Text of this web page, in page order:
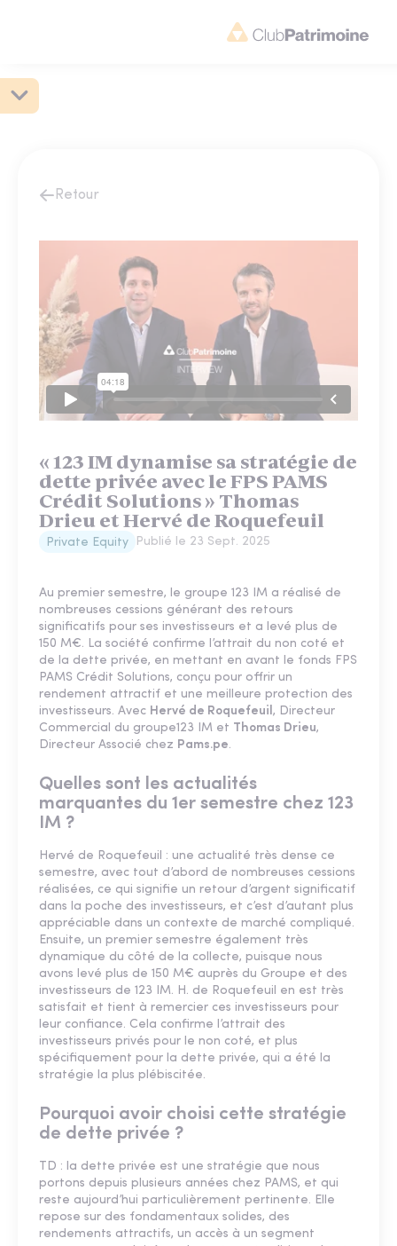
Retour
« 123 IM dynamise sa stratégie de
dette privée avec le FPS PAMS
Crédit Solutions » Thomas
Drieu et Hervé de Roquefeuil
Private Equity Publié le 23 Sept. 2025
Au premier semestre, le groupe 123 IM a réalisé de
nombreuses cessions générant des retours
significatifs pour ses investisseurs et a levé plus de
150 M€. La société confirme l’attrait du non coté et
de la dette privée, en mettant en avant le fonds FPS
PAMS Crédit Solutions, conçu pour offrir un
rendement attractif et une meilleure protection des
investisseurs. Avec Hervé de Roquefeuil , Directeur
Commercial du groupe123 IM et Thomas Drieu,
Directeur Associé chez Pams.pe.
Quelles sont les actualités
marquantes du 1er semestre chez 123
IM ?
Hervé de Roquefeuil : une actualité très dense ce
semestre, avec tout d’abord de nombreuses cessions
réalisées, ce qui signifie un retour d’argent significatif
dans la poche des investisseurs, et c’est d’autant plus
appréciable dans un contexte de marché compliqué.
Ensuite, un premier semestre également très
dynamique du côté de la collecte, puisque nous
avons levé plus de 150 M€ auprès du Groupe et des
investisseurs de 123 IM. H. de Roquefeuil en est très
satisfait et tient à remercier ces investisseurs pour
leur confiance. Cela confirme l’attrait des
investisseurs privés pour le non coté, et plus
spécifiquement pour la dette privée, qui a été la
stratégie la plus plébiscitée.
Pourquoi avoir choisi cette stratégie
de dette privée ?
TD : la dette privée est une stratégie que nous
portons depuis plusieurs années chez PAMS, et qui
reste aujourd’hui particulièrement pertinente. Elle
repose sur des fondamentaux solides, des
rendements attractifs, un accès à un segment